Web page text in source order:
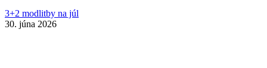
3+2 modlitby na júl
30. júna 2026